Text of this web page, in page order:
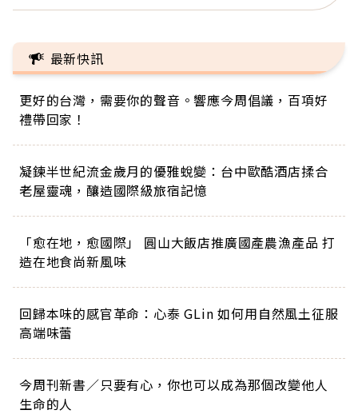
最新快訊
更好的台灣，需要你的聲音。響應今周倡議，百項好
禮帶回家！
凝鍊半世紀流金歲月的優雅蛻變：台中歐酷酒店揉合
老屋靈魂，釀造國際級旅宿記憶
「愈在地，愈國際」 圓山大飯店推廣國產農漁產品 打
造在地食尚新風味
回歸本味的感官革命：心泰 GLin 如何用自然風土征服
高端味蕾
今周刊新書／只要有心，你也可以成為那個改變他人
生命的人